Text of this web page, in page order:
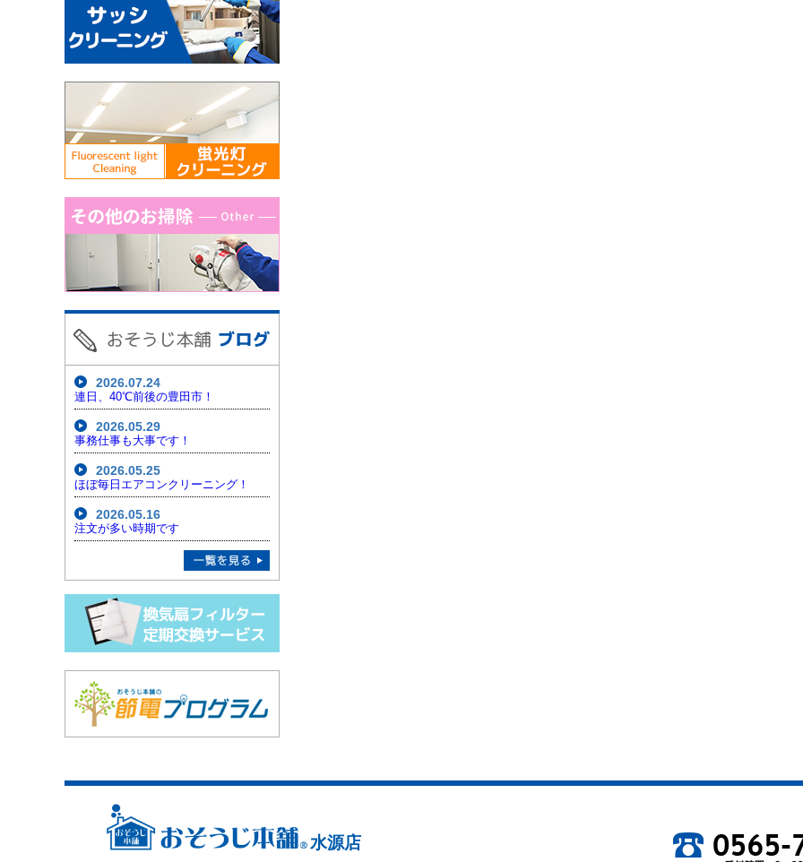
2026.07.24
連日、40℃前後の豊田市！
2026.05.29
事務仕事も大事です！
2026.05.25
ほぼ毎日エアコンクリーニング！
2026.05.16
注文が多い時期です
水源店